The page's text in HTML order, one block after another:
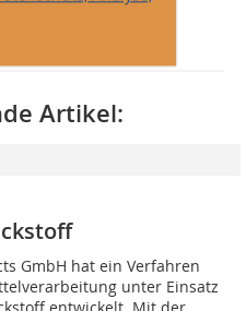
Artikel:
GmbH hat ein Verfahren
unter Einsatz